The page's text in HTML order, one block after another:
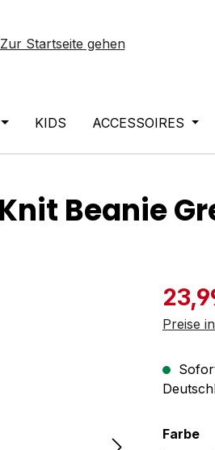
KIDS ACCESSOIRES
Beanie
Preise
Farbe